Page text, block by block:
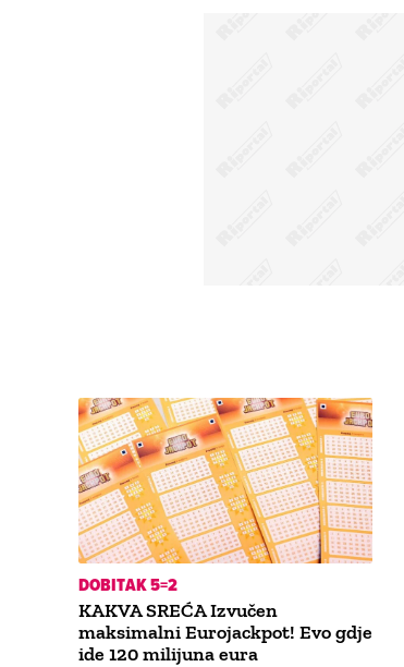
DOBITAK 5=2
KAKVA SREĆA Izvučen
maksimalni Eurojackpot! Evo gdje
ide 120 milijuna eura